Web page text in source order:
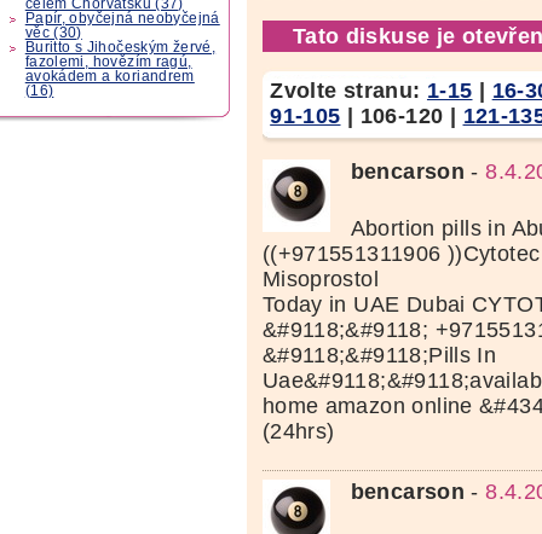
celém Chorvatsku (37)
Papír, obyčejná neobyčejná
věc (30)
Buritto s Jihočeským žervé,
fazolemi, hovězím ragú,
avokádem a koriandrem
(16)
Tato diskuse je
Zvolte stranu: 1-15 | 16-
91-105 | 106-120 | 121-
bencarson -
Abortion pills in
((+971551311906
Misoprostol
Today in UAE Dubai
&#9118;&#9118;
&#9118;&#9118;Pills In
home amazon online
(24hrs)
bencarson -